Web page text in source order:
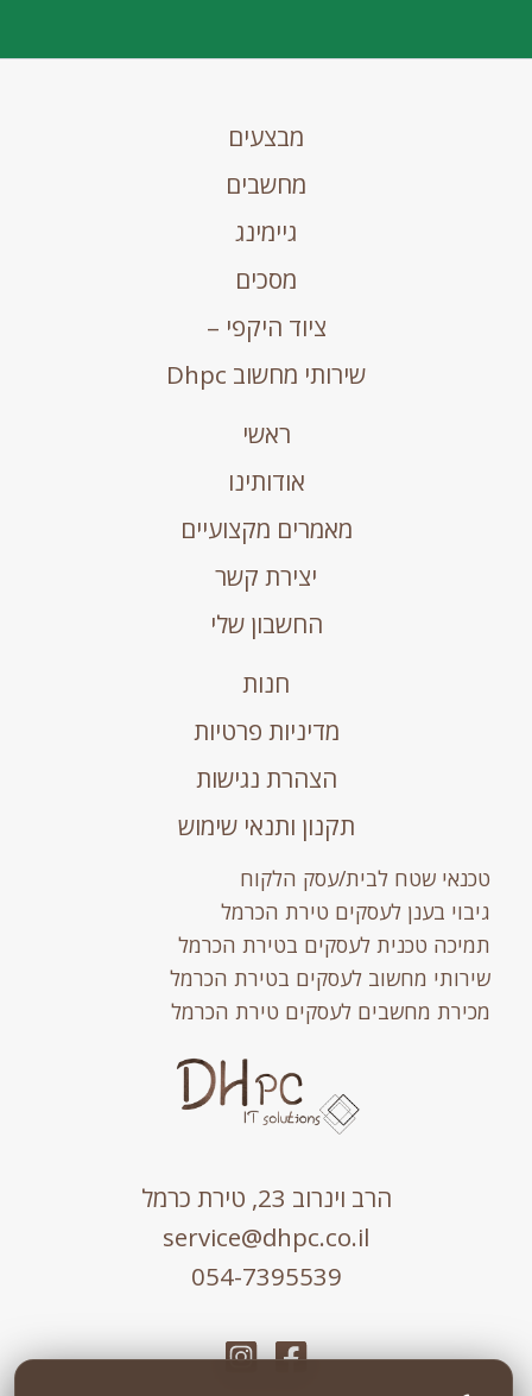
מבצעים
מחשבים
גיימינג
מסכים
ציוד היקפי –
שירותי מחשוב Dhpc
ראשי
אודותינו
מאמרים מקצועיים
יצירת קשר
החשבון שלי
חנות
מדיניות פרטיות
הצהרת נגישות
תקנון ותנאי שימוש
טכנאי שטח לבית/עסק הלקוח
גיבוי בענן לעסקים טירת הכרמל
תמיכה טכנית לעסקים בטירת הכרמל
שירותי מחשוב לעסקים בטירת הכרמל
מכירת מחשבים לעסקים טירת הכרמל
הרב וינרוב 23, טירת כרמל
service@dhpc.co.il
054-7395539